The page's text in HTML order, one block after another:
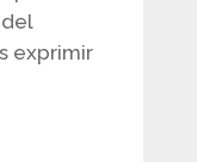
exprimir